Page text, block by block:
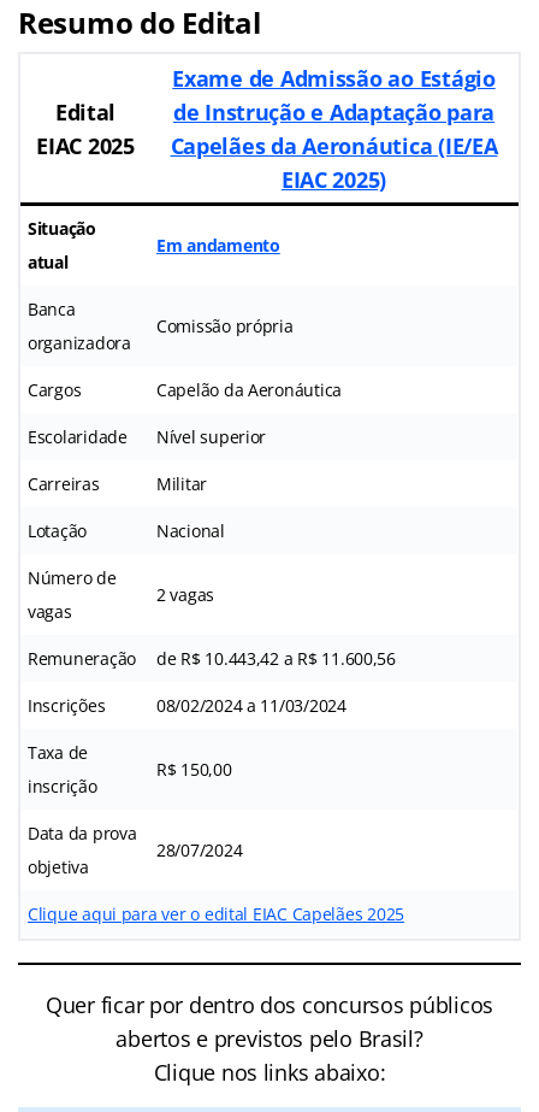
Resumo do Edital
Edital
EIAC 2025
Exame de Admissão ao Estágio
de Instrução e Adaptação para
Capelães da Aeronáutica (IE/EA
EIAC 2025)
Situação
atual
Em andamento
Banca
organizadora
Comissão própria
Cargos Capelão da Aeronáutica
Escolaridade Nível superior
Carreiras Militar
Lotação Nacional
Número de
vagas
2 vagas
Remuneração de R$ 10.443,42 a R$ 11.600,56
Inscrições 08/02/2024 a 11/03/2024
Taxa de
inscrição
R$ 150,00
Data da prova
objetiva
28/07/2024
Clique aqui para ver o edital EIAC Capelães 2025
Quer ficar por dentro dos concursos públicos
abertos e previstos pelo Brasil?
Clique nos links abaixo: